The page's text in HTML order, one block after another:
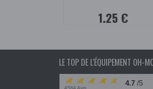
1.25 €
LE TOP DE L'ÉQUIPEMENT OH-
4584 Avis
4.7 /5